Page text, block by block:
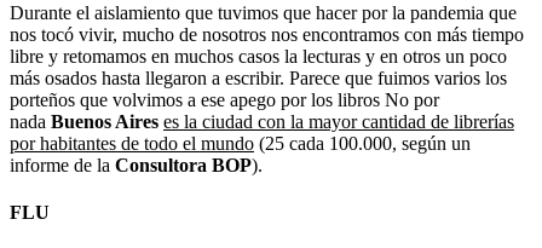
Durante el aislamiento que tuvimos que hacer por la pandemia que
nos tocó vivir, mucho de nosotros nos encontramos con más tiempo
libre y retomamos en muchos casos la lecturas y en otros un poco
más osados hasta llegaron a escribir. Parece que fuimos varios los
porteños que volvimos a ese apego por los libros No por
nada Buenos Aires es la ciudad con la mayor cantidad de librerías
por habitantes de todo el mundo (25 cada 100.000, según un
informe de la Consultora BOP).
FLU